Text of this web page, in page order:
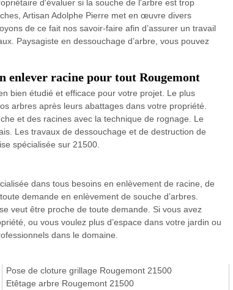
d'évaluer si la souche de l'arbre est trop
Artisan Adolphe Pierre met en œuvre divers
de ce fait nos savoir-faire afin d’assurer un travail
Paysagiste en dessouchage d’arbre, vous pouvez
enlever racine pour tout Rougemont
bien étudié et efficace pour votre projet. Le plus
arbres après leurs abattages dans votre propriété.
et des racines avec la technique de rognage. Le
Les travaux de dessouchage et de destruction de
spécialisée sur 21500.
dans tous besoins en enlèvement de racine, de
demande en enlèvement de souche d’arbres.
veut être proche de toute demande. Si vous avez
ou vous voulez plus d’espace dans votre jardin ou
dans le domaine.
Pose de cloture grillage Rougemont 21500
Etêtage arbre Rougemont 21500